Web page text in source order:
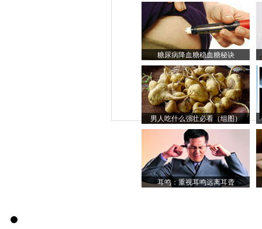
糖尿病降血糖稳血糖秘诀
男人吃什么强壮必看（组图）
耳鸣：重视耳鸣远离耳聋